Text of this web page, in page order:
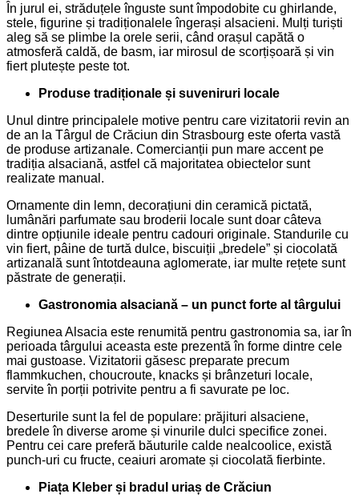
În jurul ei, străduțele înguste sunt împodobite cu ghirlande,
stele, figurine și tradiționalele îngerași alsacieni. Mulți turiști
aleg să se plimbe la orele serii, când orașul capătă o
atmosferă caldă, de basm, iar mirosul de scorțișoară și vin
fiert plutește peste tot.
Produse tradiționale și suveniruri locale
Unul dintre principalele motive pentru care vizitatorii revin an
de an la Târgul de Crăciun din Strasbourg este oferta vastă
de produse artizanale. Comercianții pun mare accent pe
tradiția alsaciană, astfel că majoritatea obiectelor sunt
realizate manual.
Ornamente din lemn, decorațiuni din ceramică pictată,
lumânări parfumate sau broderii locale sunt doar câteva
dintre opțiunile ideale pentru cadouri originale. Standurile cu
vin fiert, pâine de turtă dulce, biscuiții „bredele” și ciocolată
artizanală sunt întotdeauna aglomerate, iar multe rețete sunt
păstrate de generații.
Gastronomia alsaciană – un punct forte al târgului
Regiunea Alsacia este renumită pentru gastronomia sa, iar în
perioada târgului aceasta este prezentă în forme dintre cele
mai gustoase. Vizitatorii găsesc preparate precum
flammkuchen, choucroute, knacks și brânzeturi locale,
servite în porții potrivite pentru a fi savurate pe loc.
Deserturile sunt la fel de populare: prăjituri alsaciene,
bredele în diverse arome și vinurile dulci specifice zonei.
Pentru cei care preferă băuturile calde nealcoolice, există
punch-uri cu fructe, ceaiuri aromate și ciocolată fierbinte.
Piața Kleber și bradul uriaș de Crăciun